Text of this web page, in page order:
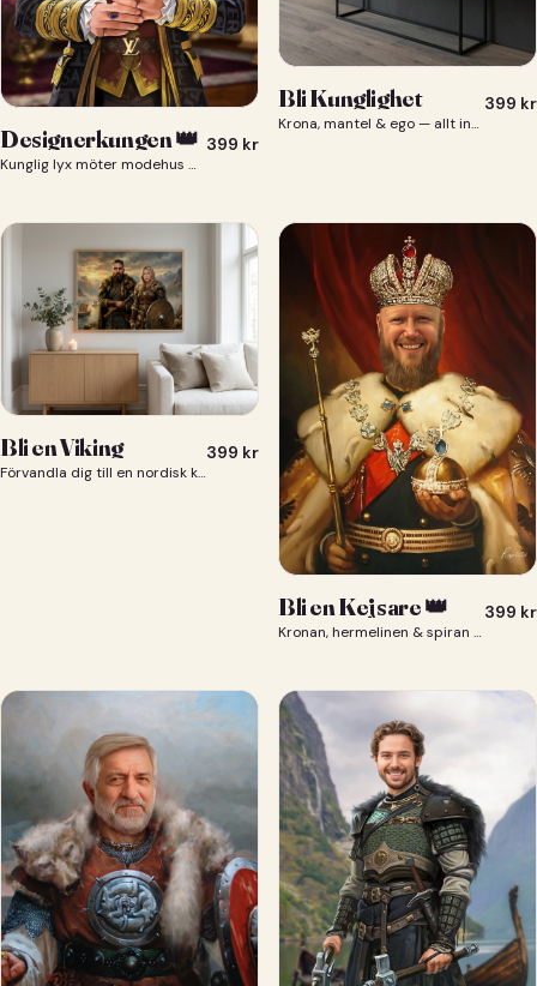
Designerkungen 👑
Kunglig lyx möter modehus — du som designerkung 👑
399 kr
Bli Kunglighet
Krona, mantel & ego — allt ingår 👑
399 kr
Bli en Viking
Förvandla dig till en nordisk krigare i ett episkt vikingaporträtt.
399 kr
Bli en Kejsare 👑
Kronan, hermelinen & spiran — du som kejsare 👑
399 kr